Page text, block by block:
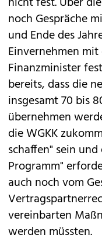
noch Gespräche
und Ende des
Einvernehmen
Finanzminister
bereits, dass die
insgesamt 70 bis
übernehmen
die WGKK
schaffen" sein
Programm"
auch noch vom
vereinbarten
werden müssten.